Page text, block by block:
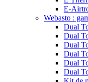
E-
Webasto :
Dual
Dual
Dual
Dual
Dual
Dual